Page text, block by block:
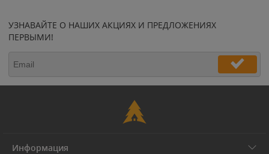
УЗНАВАЙТЕ О НАШИХ АКЦИЯХ И ПРЕДЛОЖЕНИЯХ
ПЕРВЫМИ!
Информация